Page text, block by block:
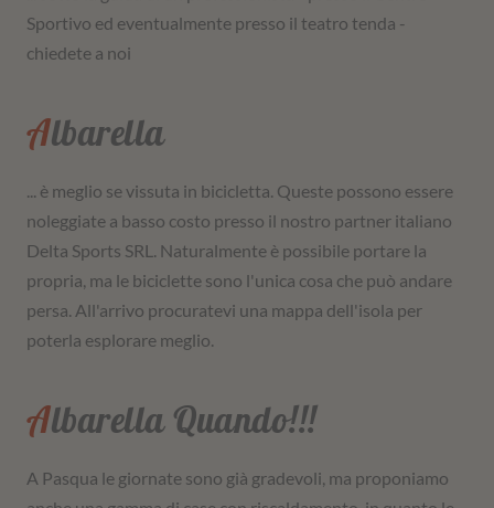
Sportivo ed eventualmente presso il teatro tenda -
chiedete a noi
Albarella
... è meglio se vissuta in bicicletta. Queste possono essere
noleggiate a basso costo presso il nostro partner italiano
Delta Sports SRL. Naturalmente è possibile portare la
propria, ma le biciclette sono l'unica cosa che può andare
persa. All'arrivo procuratevi una mappa dell'isola per
poterla esplorare meglio.
Albarella Quando!!!
A Pasqua le giornate sono già gradevoli, ma proponiamo